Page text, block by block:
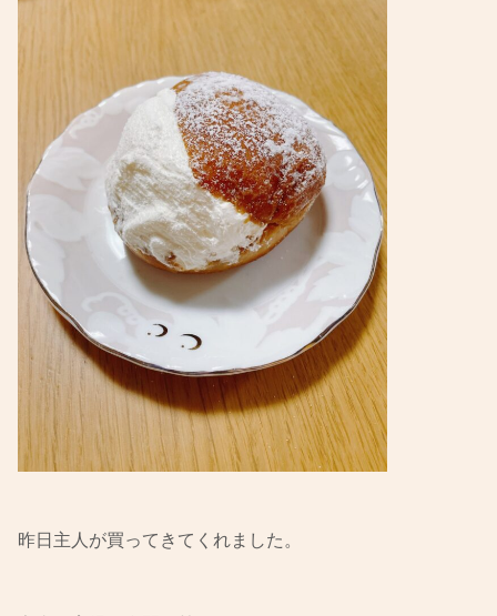
昨日主人が買ってきてくれました。